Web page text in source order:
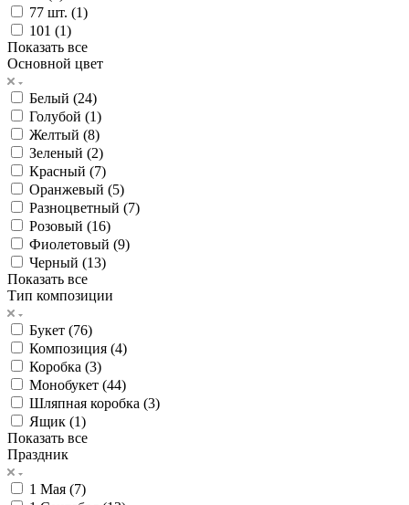
77 шт. (1)
101 (1)
Показать все
Основной цвет
Белый (24)
Голубой (1)
Желтый (8)
Зеленый (2)
Красный (7)
Оранжевый (5)
Разноцветный (7)
Розовый (16)
Фиолетовый (9)
Черный (13)
Показать все
Тип композиции
Букет (76)
Композиция (4)
Коробка (3)
Монобукет (44)
Шляпная коробка (3)
Ящик (1)
Показать все
Праздник
1 Мая (7)